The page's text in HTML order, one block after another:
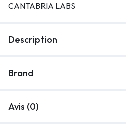
CANTABRIA LABS
Description
Brand
Avis (0)